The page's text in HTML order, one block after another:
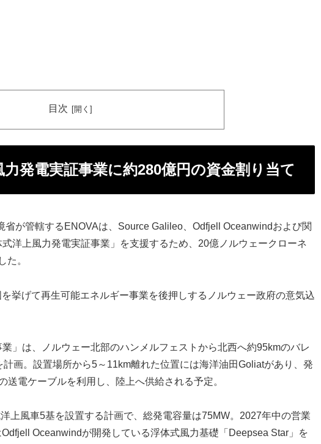
目次
発電実証事業に約280億円の資金割り当て
が管轄するENOVAは、Source Galileo、Odfjell Oceanwindおよび関
洋上風力発電実証事業」を支援するため、20億ノルウェークローネ
た。
挙げて再生可能エネルギー事業を後押しするノルウェー政府の意気込
」は、ノルウェー北部のハンメルフェストから北西へ約95kmのバレ
画。設置場所から5～11km離れた位置には海洋油田Goliatがあり、発
電ケーブルを利用し、陸上へ供給される予定。
上風車5基を設置する計画で、総発電容量は75MW。2027年中の営業
Oceanwindが開発している浮体式風力基礎「Deepsea Star」を